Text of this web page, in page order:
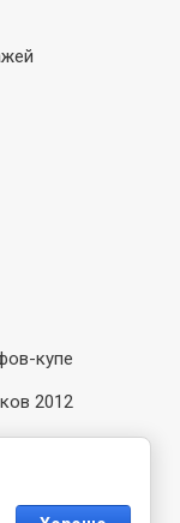
купе
2012
2014